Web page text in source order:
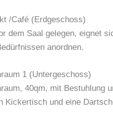
/Café (Erdgeschoss)
dem Saal gelegen, eignet
anordnen.
1 (Untergeschoss)
40qm, mit Bestuhlung
Kickertisch und eine